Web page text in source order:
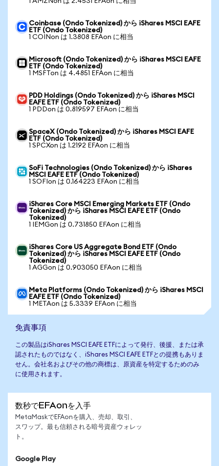
Coinbase (Ondo Tokenized) から iShares MSCI EAFE
ETF (Ondo Tokenized)
1 COINon は 1.3808 EFAon に相当
Microsoft (Ondo Tokenized) から iShares MSCI EAFE
ETF (Ondo Tokenized)
1 MSFTon は 4.4851 EFAon に相当
PDD Holdings (Ondo Tokenized) から iShares MSCI
EAFE ETF (Ondo Tokenized)
1 PDDon は 0.819597 EFAon に相当
SpaceX (Ondo Tokenized) から iShares MSCI EAFE
ETF (Ondo Tokenized)
1 SPCXon は 1.2192 EFAon に相当
SoFi Technologies (Ondo Tokenized) から iShares
MSCI EAFE ETF (Ondo Tokenized)
1 SOFIon は 0.164223 EFAon に相当
iShares Core MSCI Emerging Markets ETF (Ondo
Tokenized) から iShares MSCI EAFE ETF (Ondo
Tokenized)
1 IEMGon は 0.731850 EFAon に相当
iShares Core US Aggregate Bond ETF (Ondo
Tokenized) から iShares MSCI EAFE ETF (Ondo
Tokenized)
1 AGGon は 0.903050 EFAon に相当
Meta Platforms (Ondo Tokenized) から iShares MSCI
EAFE ETF (Ondo Tokenized)
1 METAon は 5.3339 EFAon に相当
免責事項
この製品はiShares MSCI EAFE ETFによって発行、後援、または承
認されたものではなく、iShares MSCI EAFE ETFとの提携もありま
せん。会社名およびその他の商標は、原資産を特定するためのみ
に使用されます。
数秒でEFAonを入手
MetaMaskでEFAonを購入、売却、取引、
スワップ。最も信頼される暗号資産ウォレッ
ト。
Google Play